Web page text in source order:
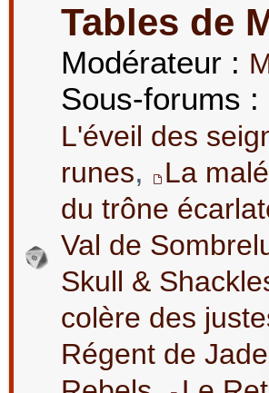
Tables de
Modérateur :
Sous-forums :
L'éveil des
runes,
La
du trône
Val de
Skull &
colère des
Régent de Jade